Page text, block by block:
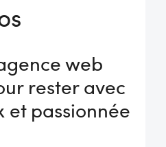
web
rester avec
et passionnée